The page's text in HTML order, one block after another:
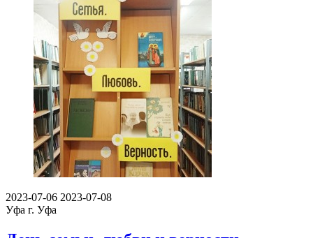
2023-07-06 2023-07-08
Уфа г. Уфа